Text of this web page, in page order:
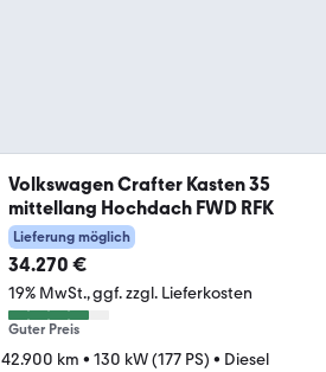
Volkswagen Crafter Kasten 35
mittellang Hochdach FWD RFK
Lieferung möglich
34.270 €
19% MwSt. ggf. zzgl. Lieferkosten
Guter Preis
42.900 km • 130 kW (177 PS) • Diesel